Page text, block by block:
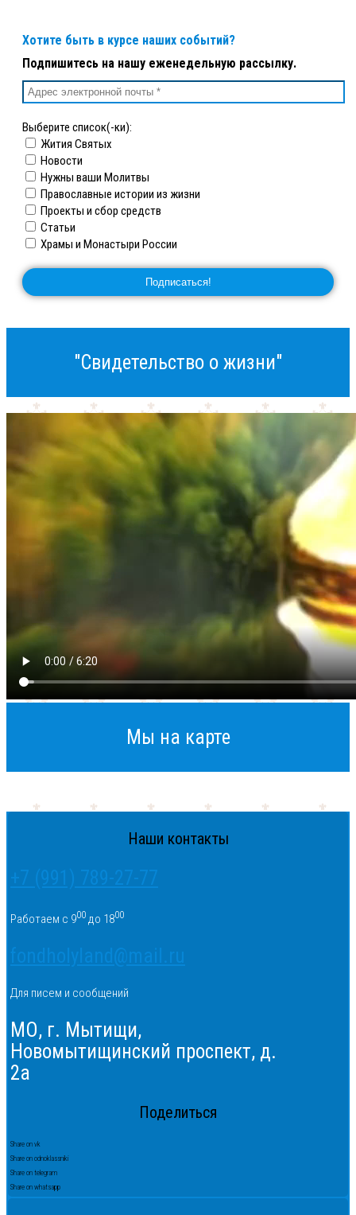
Хотите быть в курсе наших событий?
Подпишитесь на нашу еженедельную рассылку.
Выберите список(-ки):
Жития Святых
Новости
Нужны ваши Молитвы
Православные истории из жизни
Проекты и сбор средств
Статьи
Храмы и Монастыри России
"Свидетельство о жизни"
Мы на карте
Наши контакты
+7 (991) 789-27-77
Работаем с 900 до 1800
fondholyland@mail.ru
Для писем и сообщений
МО, г. Мытищи,
Новомытищинский проспект, д.
2а
Поделиться
Share on vk
Share on odnoklassniki
Share on telegram
Share on whatsapp